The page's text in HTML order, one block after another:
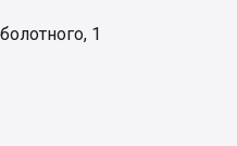
1